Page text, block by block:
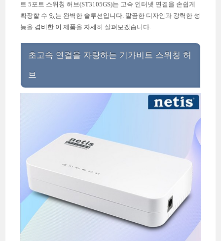
트 5포트 스위칭 허브(ST3105GS)는 고속 인터넷 연결을 손쉽게
확장할 수 있는 완벽한 솔루션입니다. 깔끔한 디자인과 강력한 성
능을 겸비한 이 제품을 자세히 살펴보겠습니다.
초고속 연결을 자랑하는 기가비트 스위칭 허
브